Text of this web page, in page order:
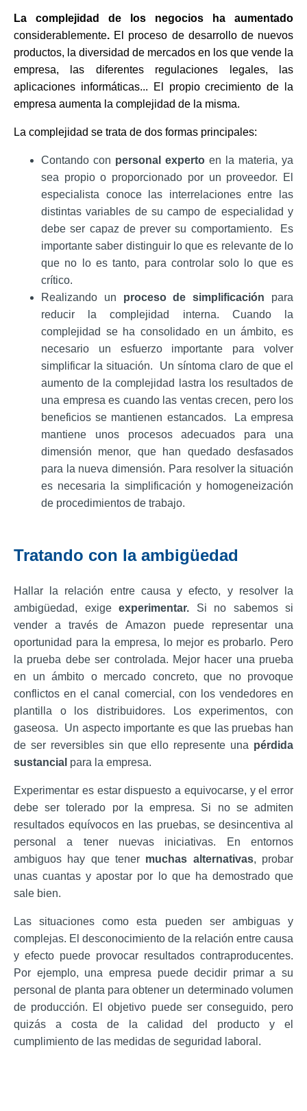
La complejidad de los negocios ha aumentado
considerablemente. El proceso de desarrollo de nuevos
productos, la diversidad de mercados en los que vende la
empresa, las diferentes regulaciones legales, las
aplicaciones informáticas... El propio crecimiento de la
empresa aumenta la complejidad de la misma.
La complejidad se trata de dos formas principales:
Contando con personal experto en la materia, ya
sea propio o proporcionado por un proveedor. El
especialista conoce las interrelaciones entre las
distintas variables de su campo de especialidad y
debe ser capaz de prever su comportamiento. Es
importante saber distinguir lo que es relevante de lo
que no lo es tanto, para controlar solo lo que es
crítico.
Realizando un proceso de simplificación para
reducir la complejidad interna. Cuando la
complejidad se ha consolidado en un ámbito, es
necesario un esfuerzo importante para volver
simplificar la situación. Un síntoma claro de que el
aumento de la complejidad lastra los resultados de
una empresa es cuando las ventas crecen, pero los
beneficios se mantienen estancados. La empresa
mantiene unos procesos adecuados para una
dimensión menor, que han quedado desfasados
para la nueva dimensión. Para resolver la situación
es necesaria la simplificación y homogeneización
de procedimientos de trabajo.
Tratando con la ambigüedad
Hallar la relación entre causa y efecto, y resolver la
ambigüedad, exigeexperimentar. Si no sabemos si
vender a través de Amazon puede representar una
oportunidad para la empresa, lo mejor es probarlo. Pero
la prueba debe ser controlada. Mejor hacer una prueba
en un ámbito o mercado concreto, que no provoque
conflictos en el canal comercial, con los vendedores en
plantilla o los distribuidores. Los experimentos, con
gaseosa. Un aspecto importante es que las pruebas han
de ser reversibles sin que ello represente una pérdida
sustancial para la empresa.
Experimentar es estar dispuesto a equivocarse, y el error
debe ser tolerado por la empresa. Si no se admiten
resultados equívocos en las pruebas, se desincentiva al
personal a tener nuevas iniciativas. En entornos
ambiguos hay que tener muchas alternativas, probar
unas cuantas y apostar por lo que ha demostrado que
sale bien.
Las situaciones como esta pueden ser ambiguas y
complejas. El desconocimiento de la relación entre causa
y efecto puede provocar resultados contraproducentes.
Por ejemplo, una empresa puede decidir primar a su
personal de planta para obtener un determinado volumen
de producción. El objetivo puede ser conseguido, pero
quizás a costa de la calidad del producto y el
cumplimiento de las medidas de seguridad laboral.